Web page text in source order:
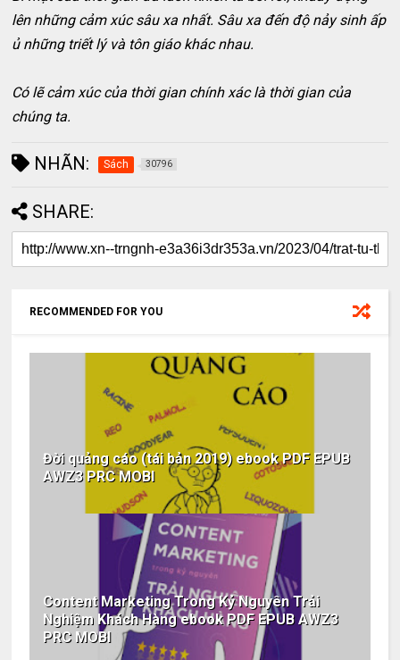
lên những cảm xúc sâu xa nhất. Sâu xa đến độ nảy sinh ấp
ủ những triết lý và tôn giáo khác nhau.
Có lẽ cảm xúc của thời gian chính xác là thời gian của
chúng ta.
NHÃN: Sách 30796
SHARE:
RECOMMENDED FOR YOU
Đời quảng cáo (tái bản 2019) ebook PDF EPUB
AWZ3 PRC MOBI
Content Marketing Trong Kỷ Nguyên Trải
Nghiệm Khách Hàng ebook PDF EPUB AWZ3
PRC MOBI